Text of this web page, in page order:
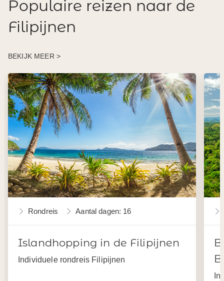
Populaire reizen naar de
Filipijnen
BEKIJK MEER >
Rondreis Aantal dagen: 16
Islandhopping in de Filipijnen
Individuele rondreis Filipijnen